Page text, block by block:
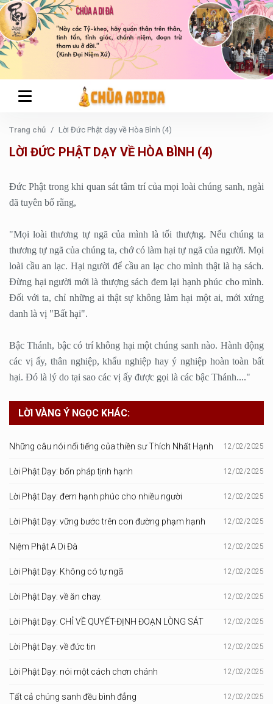
Trang chủ Lời Đức Phật dạy về Hòa Bình (4)
LỜI ĐỨC PHẬT DẠY VỀ HÒA BÌNH (4)
Ðức Phật trong khi quan sát tâm trí của mọi loài chúng sanh, ngài
đã tuyên bố rằng,
"Mọi loài thương tự ngã của mình là tối thượng. Nếu chúng ta
thương tự ngã của chúng ta, chớ có làm hại tự ngã của người. Mọi
loài cầu an lạc. Hại người để cầu an lạc cho mình thật là hạ sách.
Ðừng hại người mới là thượng sách đem lại hạnh phúc cho mình.
Ðối với ta, chỉ những ai thật sự không làm hại một ai, mới xứng
danh là vị "Bất hại".
Bậc Thánh, bậc có trí không hại một chúng sanh nào. Hành động
các vị ấy, thân nghiệp, khẩu nghiệp hay ý nghiệp hoàn toàn bất
hại. Ðó là lý do tại sao các vị ấy được gọi là các bậc Thánh...."
LỜI VÀNG Ý NGỌC KHÁC:
Những câu nói nổi tiếng của thiền sư Thích Nhất Hạnh 12/02/2025
Lời Phật Dạy: bốn pháp tịnh hạnh 12/02/2025
Lời Phật Dạy: đem hạnh phúc cho nhiều người 12/02/2025
Lời Phật Dạy: vững bước trên con đường phạm hạnh 12/02/2025
Niệm Phật A Di Đà 12/02/2025
Lời Phật Dạy: Không có tự ngã 12/02/2025
Lời Phật Dạy: về ăn chay. 12/02/2025
Lời Phật Dạy: CHỈ VỀ QUYẾT-ĐỊNH ĐOẠN LÒNG SÁT 12/02/2025
Lời Phật Dạy: về đức tin 12/02/2025
Lời Phật Dạy: nói một cách chơn chánh 12/02/2025
Tất cả chúng sanh đều bình đẳng 12/02/2025